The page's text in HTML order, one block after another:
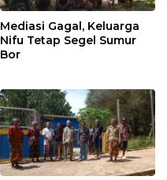
Mediasi Gagal, Keluarga
Nifu Tetap Segel Sumur
Bor